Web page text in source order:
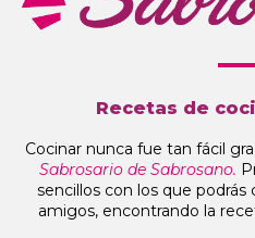
Recetas de
Cocinar nunca fue tan fácil
Sabrosario de Sabrosano.
sencillos con los que
amigos, encontrando la